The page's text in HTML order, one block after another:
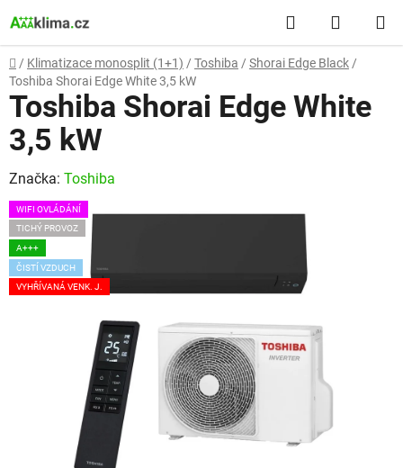
na
obsah
Hledat
KOŠÍK
Domů
/ Klimatizace monosplit (1+1) / Toshiba / Shorai Edge Black /
Toshiba Shorai Edge White 3,5 kW
Toshiba Shorai Edge White
3,5 kW
Značka: Toshiba
WIFI OVLÁDÁNÍ
TICHÝ PROVOZ
A+++
ČISTÍ VZDUCH
VYHŘÍVANÁ VENK. J.